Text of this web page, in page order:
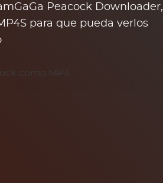
Peacock Downloader,
para que pueda verlos